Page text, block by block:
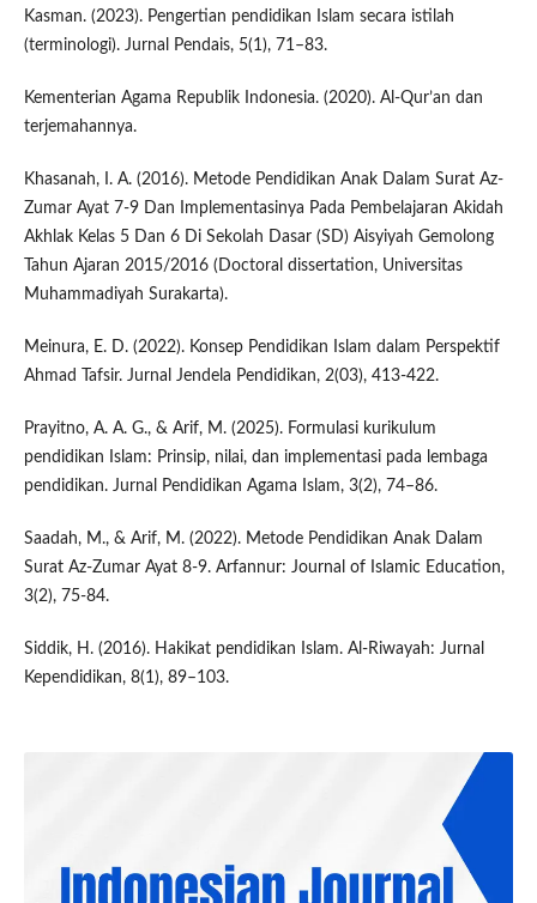
Kasman. (2023). Pengertian pendidikan Islam secara istilah
(terminologi). Jurnal Pendais, 5(1), 71–83.
Kementerian Agama Republik Indonesia. (2020). Al-Qur’an dan
terjemahannya.
Khasanah, I. A. (2016). Metode Pendidikan Anak Dalam Surat Az-
Zumar Ayat 7-9 Dan Implementasinya Pada Pembelajaran Akidah
Akhlak Kelas 5 Dan 6 Di Sekolah Dasar (SD) Aisyiyah Gemolong
Tahun Ajaran 2015/2016 (Doctoral dissertation, Universitas
Muhammadiyah Surakarta).
Meinura, E. D. (2022). Konsep Pendidikan Islam dalam Perspektif
Ahmad Tafsir. Jurnal Jendela Pendidikan, 2(03), 413-422.
Prayitno, A. A. G., & Arif, M. (2025). Formulasi kurikulum
pendidikan Islam: Prinsip, nilai, dan implementasi pada lembaga
pendidikan. Jurnal Pendidikan Agama Islam, 3(2), 74–86.
Saadah, M., & Arif, M. (2022). Metode Pendidikan Anak Dalam
Surat Az-Zumar Ayat 8-9. Arfannur: Journal of Islamic Education,
3(2), 75-84.
Siddik, H. (2016). Hakikat pendidikan Islam. Al-Riwayah: Jurnal
Kependidikan, 8(1), 89–103.